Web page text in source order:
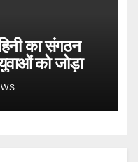
का संगठन
को जोड़ा